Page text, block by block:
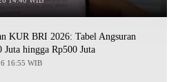
KUR BRI 2026: Tabel Angsuran
Juta hingga Rp500 Juta
16:55 WIB